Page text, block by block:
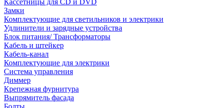
Кассетницы для CD и DVD
Замки
Комплектующие для светильников и электрики
Удлинители и зарядные устройства
Блок питания/ Трансформаторы
Кабель и штейкер
Кабель-канал
Комплектующие для электрики
Система управления
Диммер
Крепежная фурнитура
Выпрямитель фасада
Болты